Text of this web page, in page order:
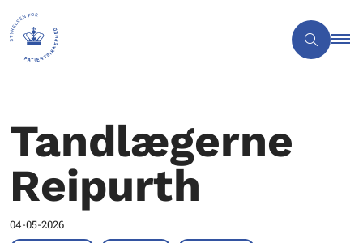
Tandlægerne
Reipurth
04-05-2026